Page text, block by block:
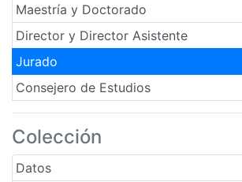
Maestría y Doctorado
Director y Director Asistente
Jurado
Consejero de Estudios
Colección
Datos